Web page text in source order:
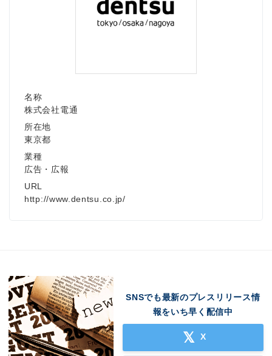
名称
株式会社電通
所在地
東京都
業種
広告・広報
URL
http://www.dentsu.co.jp/
SNSでも最新のプレスリリース情
報をいち早く配信中
X